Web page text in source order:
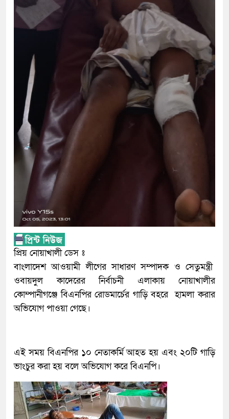
প্রিয় নোয়াখালী ডেস ঃ
বাংলাদেশ আওয়ামী লীগের সাধারণ সম্পাদক ও সেতুমন্ত্রী
ওবায়দুল কাদেরের নির্বাচনী এলাকায় নোয়াখালীর
কোম্পানীগঞ্জে বিএনপির রোডমার্চের গাড়ি বহরে হামলা করার
অভিযোগ পাওয়া গেছে।
এই সময় বিএনপির ১০ নেতাকর্মি আহত হয় এবং ২০টি গাড়ি
ভাংচুর করা হয় বলে অভিযোগ করে বিএনপি।